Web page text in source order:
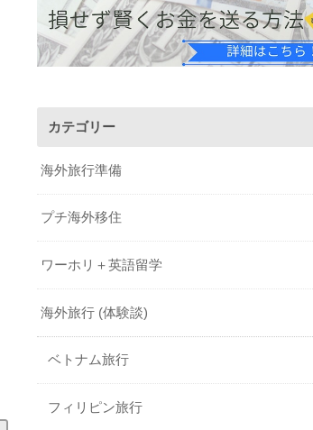
カテゴリー
海外旅行準備
プチ海外移住
ワーホリ＋英語留学
海外旅行 (体験談)
ベトナム旅行
フィリピン旅行